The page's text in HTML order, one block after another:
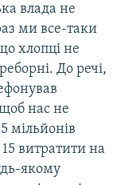
влада не
ми все-таки
хлопці не
До речі,
нас не
мільйонів
витратити на
якому